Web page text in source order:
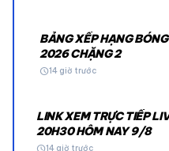
BẢNG XẾP HẠNG
2026 CHẶNG 2
schedule14 giờ trước
LINK XEM TRỰC TIẾP
20H30 HÔM NAY 9/8
schedule14 giờ trước